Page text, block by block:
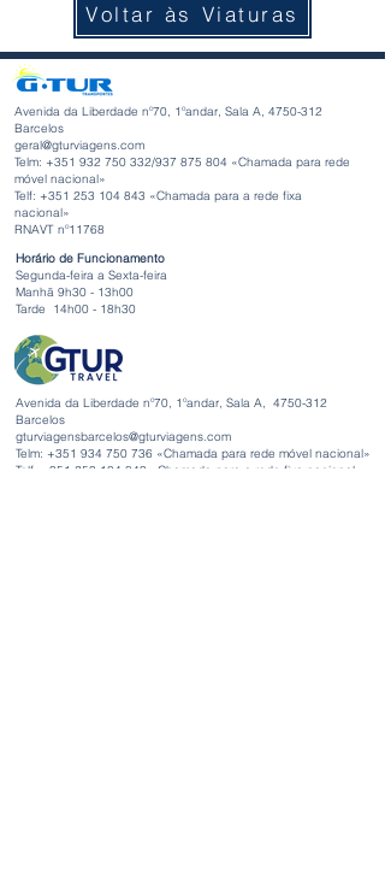
Voltar às Viaturas
Avenida da Liberdade nº70, 1ºandar, Sala A, 4750-312
Barcelos
geral@gturviagens.com
Telm: +351 932 750 332/937 875 804 «Chamada para rede
móvel nacional»
Telf: +351 253 104 843 «Chamada para a rede fixa
nacional»
RNAVT nº11768
Horário de Funcionamento
Segunda-feira a Sexta-feira
Manhã 9h30 - 13h00
Tarde 14h00 - 18h30
Avenida da Liberdade nº70, 1ºandar, Sala A, 4750-312
Barcelos
gturviagensbarcelos@gturviagens.com
Telm: +351 934 750 736 «Chamada para rede móvel nacional»
Telf:
+351 253 104 843 «Chamada para a rede fixa nacional»